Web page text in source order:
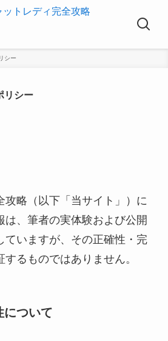
シー
リシー
攻略（以下「当サイト」）に
は、筆者の実体験および公開
ていますが、その正確性・完
るものではありません。
について